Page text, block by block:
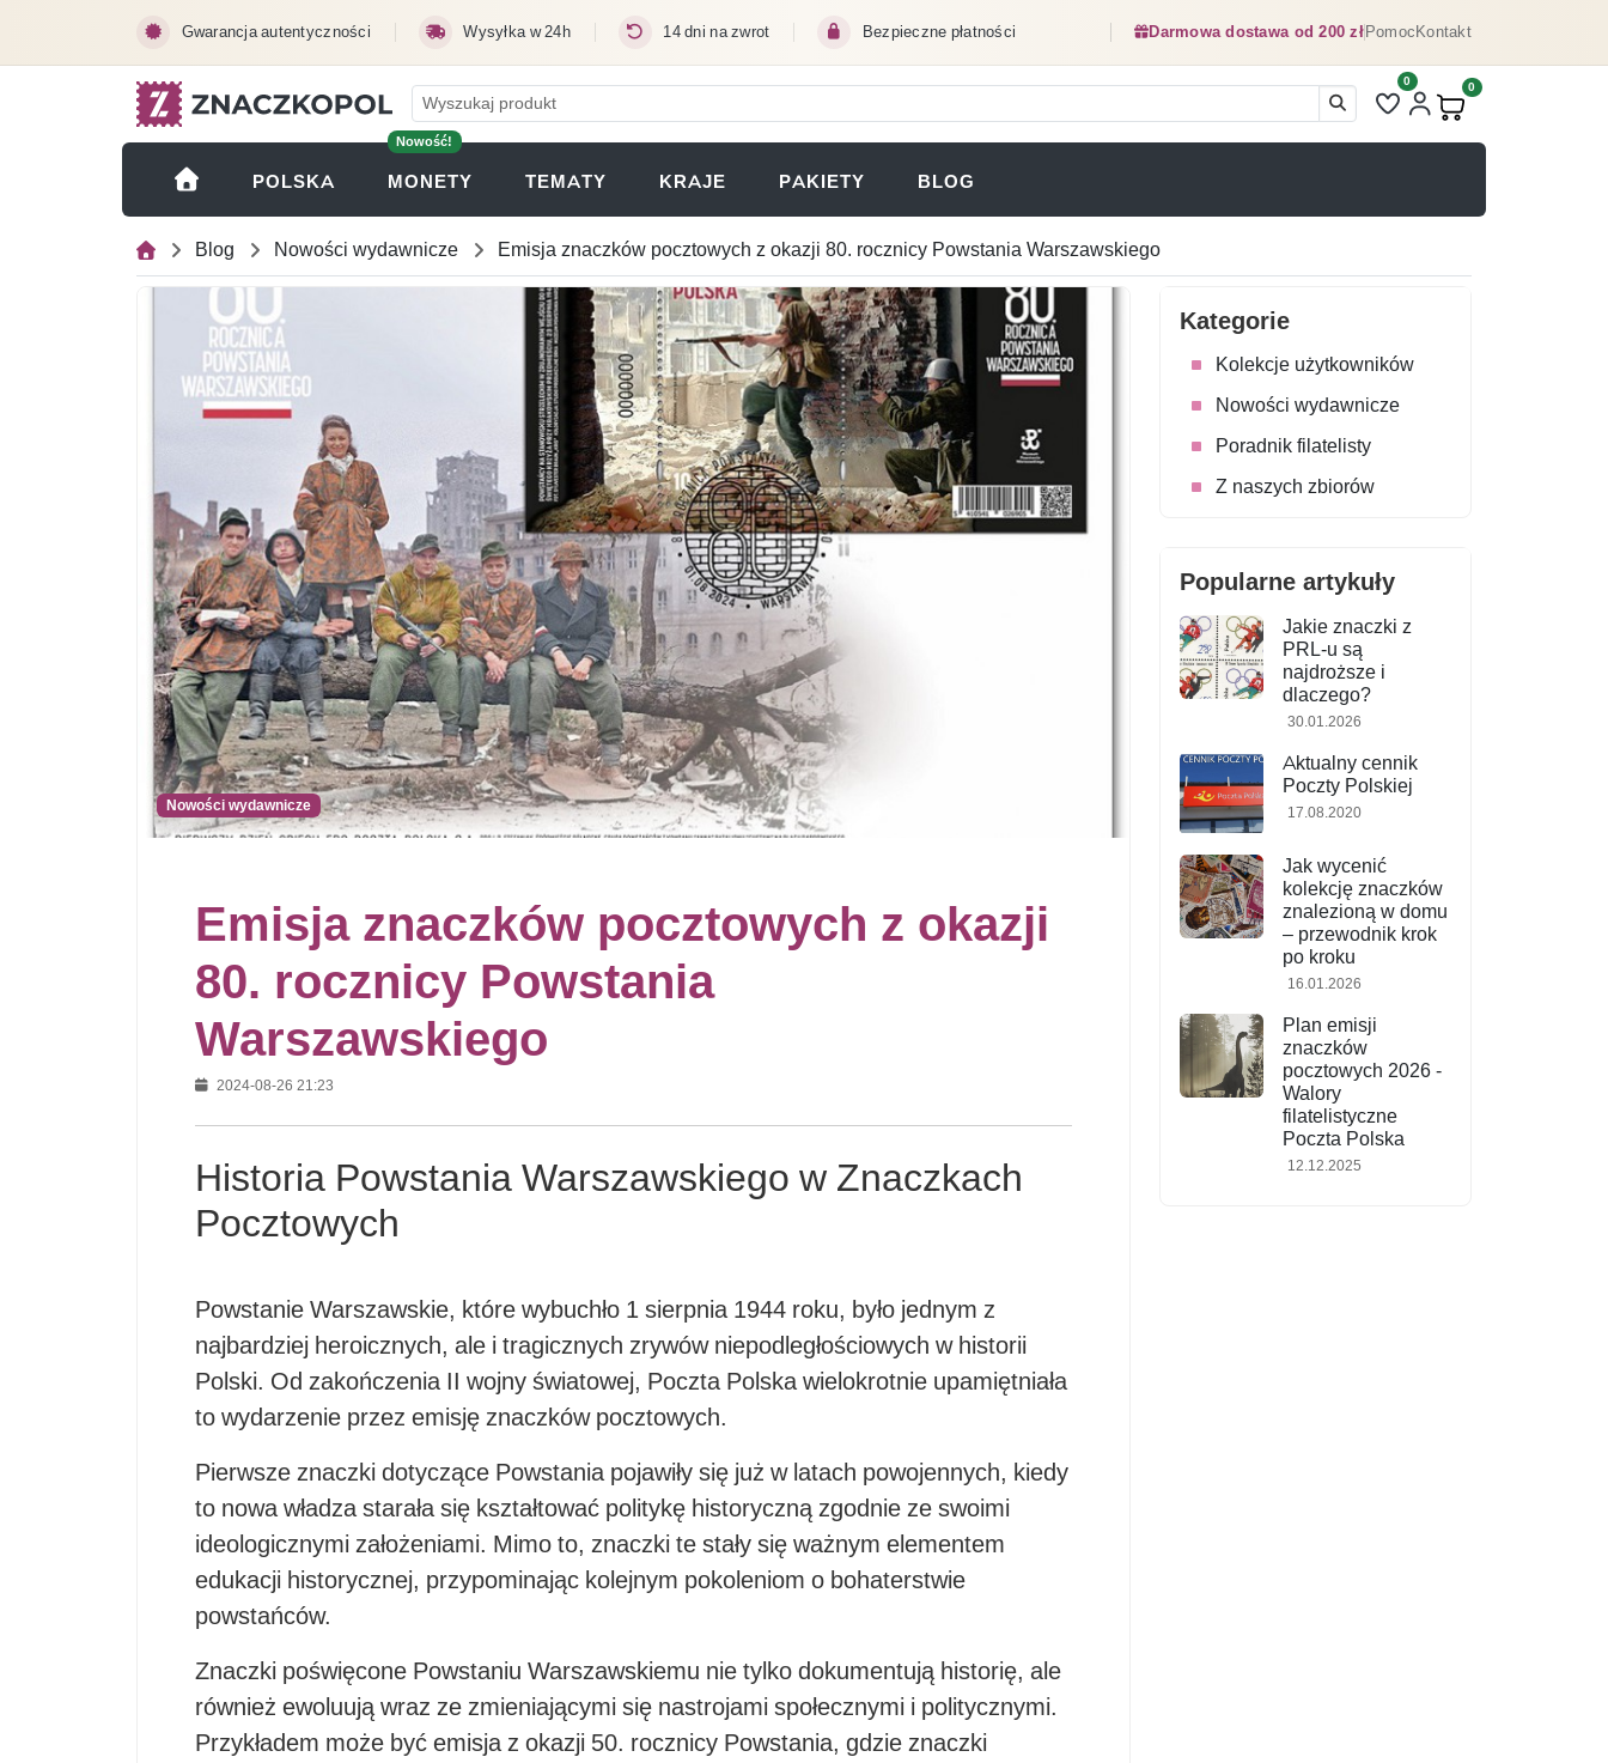
Gwarancja autentyczności Wysyłka w 24h 14 dni na zwrot Bezpieczne płatności Darmowa dostawa od 200 złPomocKontakt
Liczba pozycji na liście
0
Produkty w koszyku:
0
POLSKA
Nowość!
MONETY (OTWIERA SIĘ W NOWEJ KARCIE)
TEMATY KRAJE PAKIETY BLOG
Blog Nowości wydawnicze Emisja znaczków pocztowych z okazji 80. rocznicy Powstania Warszawskiego
Nowości wydawnicze
Emisja znaczków pocztowych z okazji
80. rocznicy Powstania
Warszawskiego
2024-08-26 21:23
Historia Powstania Warszawskiego w Znaczkach
Pocztowych
Powstanie Warszawskie, które wybuchło 1 sierpnia 1944 roku, było jednym z
najbardziej heroicznych, ale i tragicznych zrywów niepodległościowych w historii
Polski. Od zakończenia II wojny światowej, Poczta Polska wielokrotnie upamiętniała
to wydarzenie przez emisję znaczków pocztowych.
Pierwsze znaczki dotyczące Powstania pojawiły się już w latach powojennych, kiedy
to nowa władza starała się kształtować politykę historyczną zgodnie ze swoimi
ideologicznymi założeniami. Mimo to, znaczki te stały się ważnym elementem
edukacji historycznej, przypominając kolejnym pokoleniom o bohaterstwie
powstańców.
Znaczki poświęcone Powstaniu Warszawskiemu nie tylko dokumentują historię, ale
również ewoluują wraz ze zmieniającymi się nastrojami społecznymi i politycznymi.
Przykładem może być emisja z okazji 50. rocznicy Powstania, gdzie znaczki
Kategorie
Kolekcje użytkowników
Nowości wydawnicze
Poradnik filatelisty
Z naszych zbiorów
Popularne artykuły
Jakie znaczki z
PRL-u są
najdroższe i
dlaczego?
30.01.2026
Aktualny cennik
Poczty Polskiej
17.08.2020
Jak wycenić
kolekcję znaczków
znalezioną w domu
– przewodnik krok
po kroku
16.01.2026
Plan emisji
znaczków
pocztowych 2026 -
Walory
filatelistyczne
Poczta Polska
12.12.2025